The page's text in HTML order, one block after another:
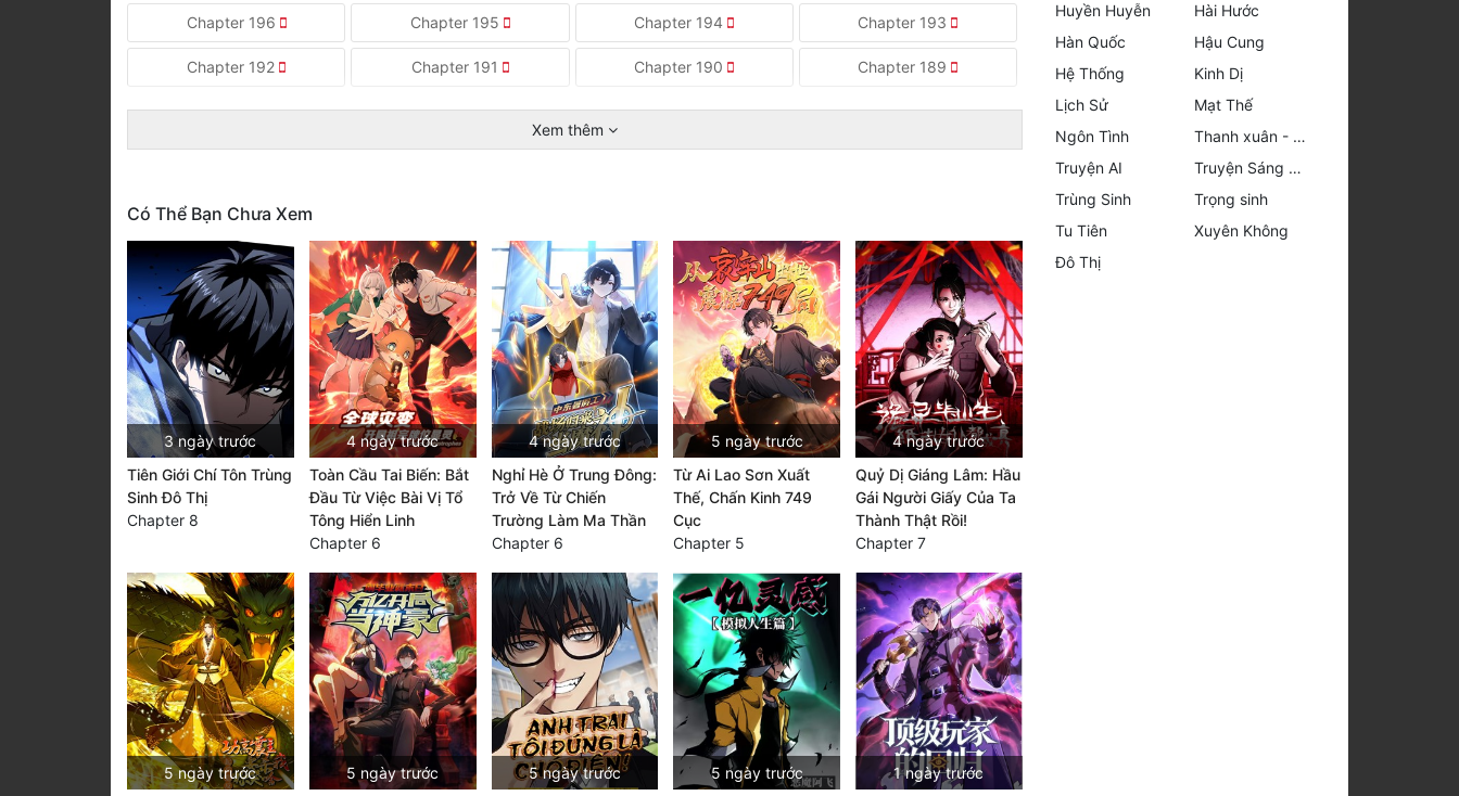
Chapter 196 Chapter 195 Chapter 194 Chapter 193
Chapter 192 Chapter 191 Chapter 190 Chapter 189
Xem thêm
Có Thể Bạn Chưa Xem
3 ngày trước
Tiên Giới Chí Tôn Trùng
Sinh Đô Thị
Chapter 8
4 ngày trước
Toàn Cầu Tai Biến: Bắt
Đầu Từ Việc Bài Vị Tổ
Tông Hiển Linh
Chapter 6
4 ngày trước
Nghỉ Hè Ở Trung Đông:
Trở Về Từ Chiến
Trường Làm Ma Thần
Chapter 6
5 ngày trước
Từ Ai Lao Sơn Xuất
Thế, Chấn Kinh 749
Cục
Chapter 5
4 ngày trước
Quỷ Dị Giáng Lâm: Hầu
Gái Người Giấy Của Ta
Thành Thật Rồi!
Chapter 7
5 ngày trước
5 ngày trước
5 ngày trước
5 ngày trước
1 ngày trước
Huyền Huyễn
Hài Hước
Hàn Quốc
Hậu Cung
Hệ Thống
Kinh Dị
Lịch Sử
Mạt Thế
Ngôn Tình
Thanh xuân - Vườn trường
Truyện AI
Truyện Sáng Tác
Trùng Sinh
Trọng sinh
Tu Tiên
Xuyên Không
Đô Thị